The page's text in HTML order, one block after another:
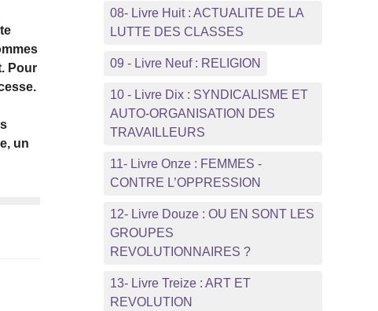
Pour
un
08- Livre Huit : ACTUALITE DE LA
LUTTE DES CLASSES
09 - Livre Neuf : RELIGION
10 - Livre Dix : SYNDICALISME ET
AUTO-ORGANISATION DES
TRAVAILLEURS
11- Livre Onze : FEMMES -
CONTRE L’OPPRESSION
12- Livre Douze : OU EN SONT LES
GROUPES
REVOLUTIONNAIRES ?
13- Livre Treize : ART ET
REVOLUTION